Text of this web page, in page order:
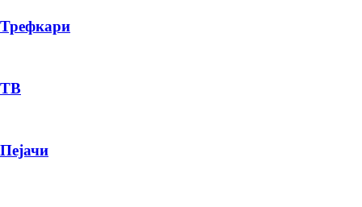
Трефкари
ТВ
Пејачи